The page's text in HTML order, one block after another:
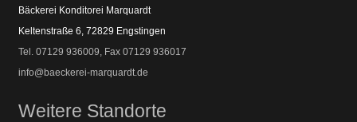
Bäckerei Konditorei Marquardt
Keltenstraße 6, 72829 Engstingen
Tel. 07129 936009, Fax 07129 936017
info@baeckerei-marquardt.de
Weitere Standorte